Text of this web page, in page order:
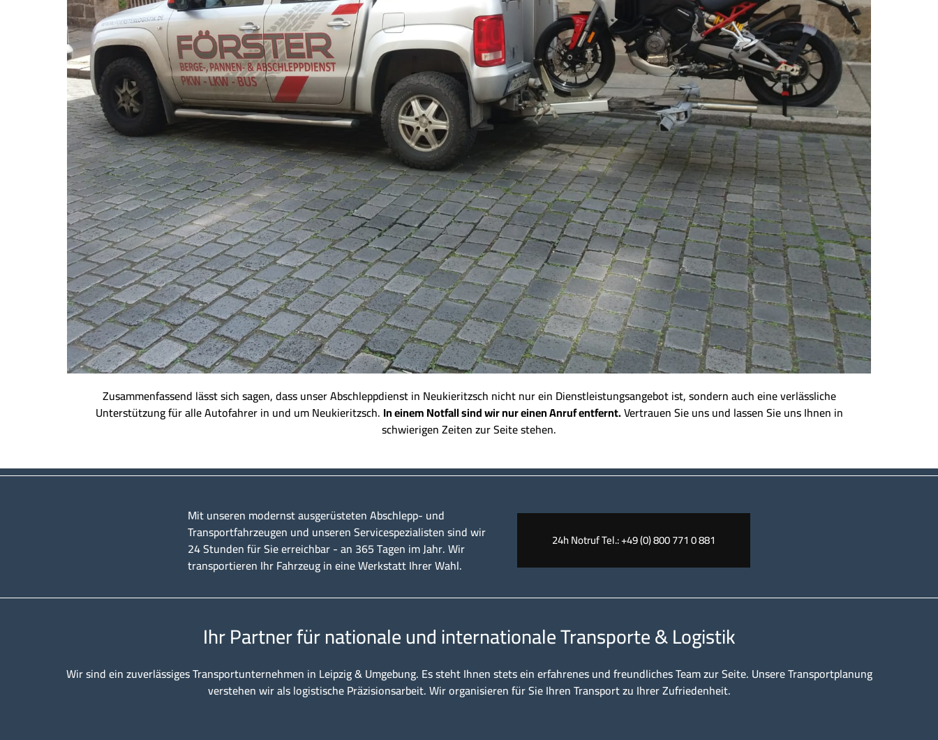
Zusammenfassend lässt sich sagen, dass unser Abschleppdienst in Neukieritzsch nicht nur ein Dienstleistungsangebot ist, sondern auch eine verlässliche
Unterstützung für alle Autofahrer in und um Neukieritzsch. In einem Notfall sind wir nur einen Anruf entfernt.Vertrauen Sie uns und lassen Sie uns Ihnen in
schwierigen Zeiten zur Seite stehen.
Mit unseren modernst ausgerüsteten Abschlepp- und
Transportfahrzeugen und unseren Servicespezialisten sind wir
24 Stunden für Sie erreichbar - an 365 Tagen im Jahr. Wir
transportieren Ihr Fahrzeug in eine Werkstatt Ihrer Wahl.
24h Notruf Tel.: +49 (0) 800 771 0 881
Ihr Partner für nationale und internationale Transporte & Logistik
Wir sind ein zuverlässiges Transportunternehmen in Leipzig & Umgebung. Es steht Ihnen stets ein erfahrenes und freundliches Team zur Seite. Unsere Transportplanung
verstehen wir als logistische Präzisionsarbeit. Wir organisieren für Sie Ihren Transport zu Ihrer Zufriedenheit.